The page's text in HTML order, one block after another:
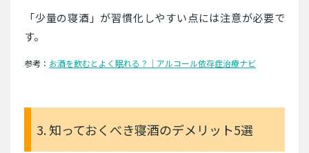
「少量の寝酒」が習慣化しやすい点には注意が必要で
す。
参考： お酒を飲むとよく眠れる？｜アルコール依存症治療ナビ
3. 知っておくべき寝酒のデメリット5選